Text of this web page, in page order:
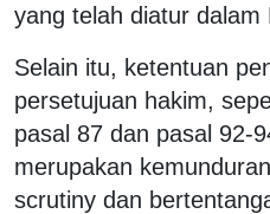
yang telah diatur dalam
Selain itu, ketentuan
persetujuan hakim,
pasal 87 dan pasal 92-
merupakan
scrutiny dan